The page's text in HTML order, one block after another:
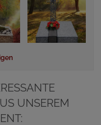
UNSEREM